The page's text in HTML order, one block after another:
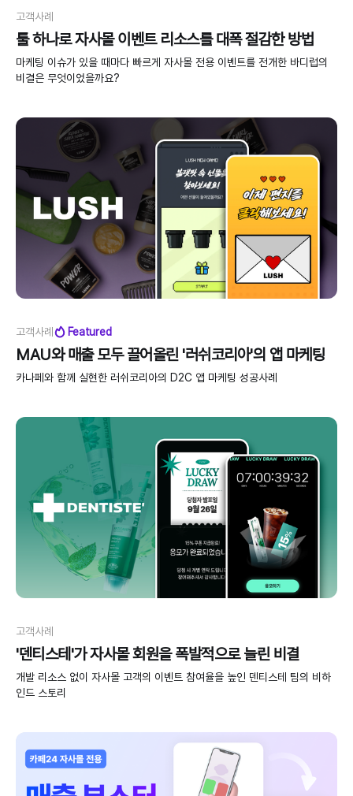
고객사례
툴 하나로 자사몰 이벤트 리소스를 대폭 절감한 방법
마케팅 이슈가 있을 때마다 빠르게 자사몰 전용 이벤트를 전개한 바디럽의
비결은 무엇이었을까요?
고객사례 Featured
MAU와 매출 모두 끌어올린 '러쉬코리아'의 앱 마케팅
카나페와 함께 실현한 러쉬코리아의 D2C 앱 마케팅 성공사례
고객사례
'덴티스테'가 자사몰 회원을 폭발적으로 늘린 비결
개발 리소스 없이 자사몰 고객의 이벤트 참여율을 높인 덴티스테 팀의 비하
인드 스토리